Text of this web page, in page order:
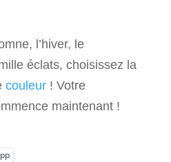
l’hiver, le
éclats, choisissez la
couleur! Votre
maintenant !